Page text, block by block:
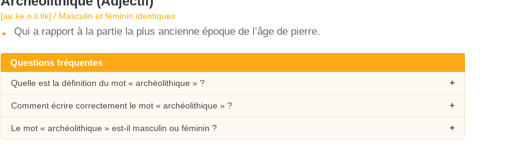
[aʁ.ke.o.li.tik] / Masculin et féminin identiques
Qui a rapport à la partie la plus ancienne époque de l’âge de pierre.
Questions fréquentes
Quelle est la définition du mot « archéolithique » ?
Comment écrire correctement le mot « archéolithique » ?
Le mot « archéolithique » est-il masculin ou féminin ?